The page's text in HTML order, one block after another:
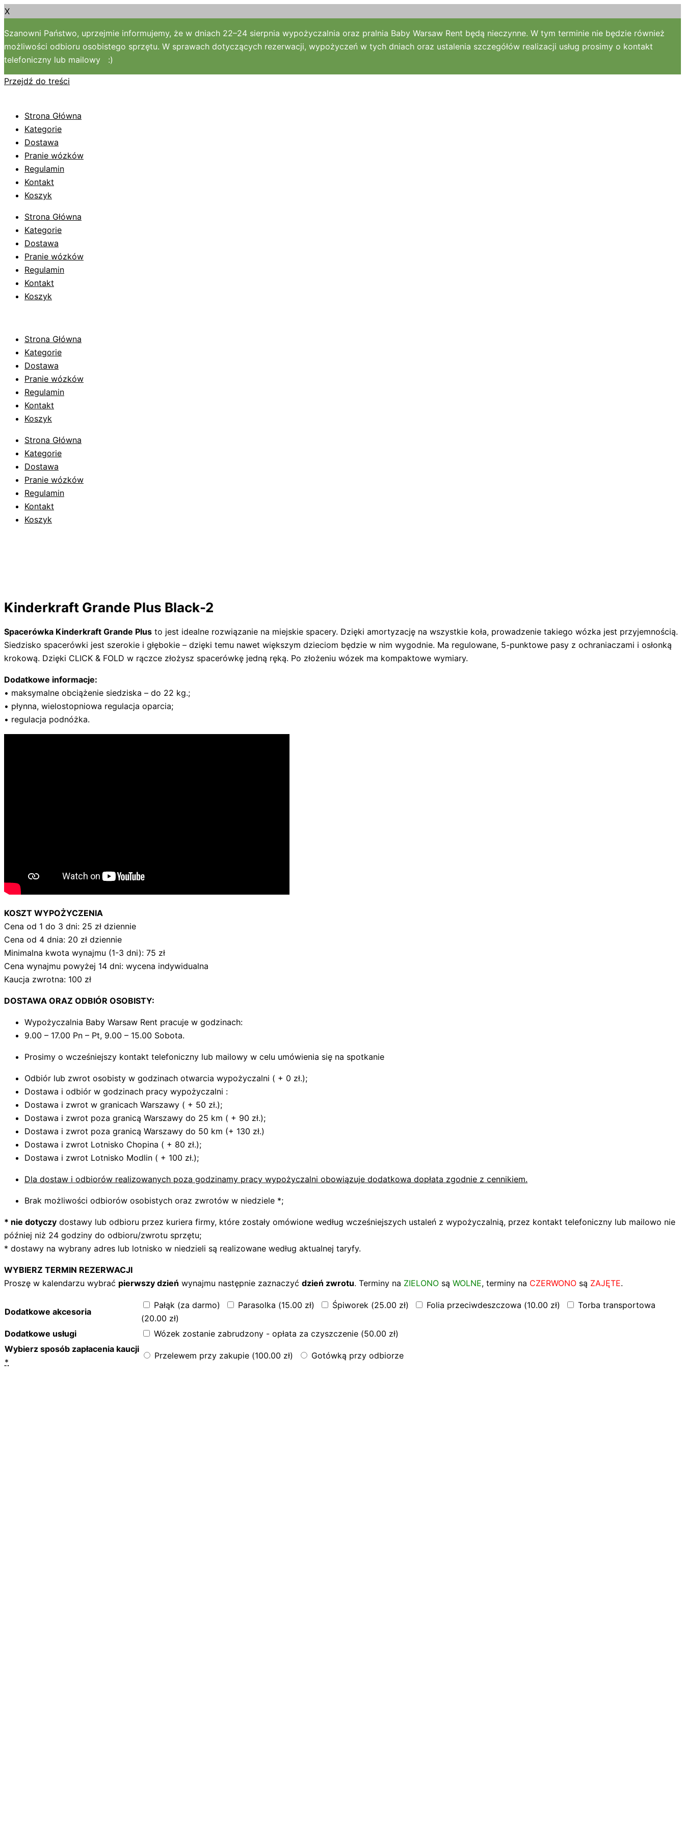
X
Szanowni Państwo, uprzejmie informujemy, że w dniach 22–24 sierpnia wypożyczalnia oraz pralnia Baby Warsaw Rent będą nieczynne. W tym terminie nie będzie również
możliwości odbioru osobistego sprzętu. W sprawach dotyczących rezerwacji, wypożyczeń w tych dniach oraz ustalenia szczegółów realizacji usług prosimy o kontakt
telefoniczny lub mailowy :)
Przejdź do treści
Strona Główna
Kategorie
Dostawa
Pranie wózków
Regulamin
Kontakt
Koszyk
Strona Główna
Kategorie
Dostawa
Pranie wózków
Regulamin
Kontakt
Koszyk
Strona Główna
Kategorie
Dostawa
Pranie wózków
Regulamin
Kontakt
Koszyk
Strona Główna
Kategorie
Dostawa
Pranie wózków
Regulamin
Kontakt
Koszyk
Kinderkraft Grande Plus Black-2
Spacerówka Kinderkraft Grande Plus to jest idealne rozwiązanie na miejskie spacery. Dzięki amortyzację na wszystkie koła, prowadzenie takiego wózka jest przyjemnością.
Siedzisko spacerówki jest szerokie i głębokie – dzięki temu nawet większym dzieciom będzie w nim wygodnie. Ma regulowane, 5-punktowe pasy z ochraniaczami i osłonką
krokową. Dzięki CLICK & FOLD w rączce złożysz spacerówkę jedną ręką. Po złożeniu wózek ma kompaktowe wymiary.
Dodatkowe informacje:
• maksymalne obciążenie siedziska – do 22 kg.;
• płynna, wielostopniowa regulacja oparcia;
• regulacja podnóżka.
KOSZT WYPOŻYCZENIA
Cena od 1 do 3 dni: 25 zł dziennie
Cena od 4 dnia: 20 zł dziennie
Minimalna kwota wynajmu (1-3 dni): 75 zł
Cena wynajmu powyżej 14 dni: wycena indywidualna
Kaucja zwrotna: 100 zł
DOSTAWA ORAZ ODBIÓR OSOBISTY:
Wypożyczalnia Baby Warsaw Rent pracuje w godzinach:
9.00 – 17.00 Pn – Pt, 9.00 – 15.00 Sobota.
Prosimy o wcześniejszy kontakt telefoniczny lub mailowy w celu umówienia się na spotkanie
Odbiór lub zwrot osobisty w godzinach otwarcia wypożyczalni ( + 0 zł.);
Dostawa i odbiór w godzinach pracy wypożyczalni :
Dostawa i zwrot w granicach Warszawy ( + 50 zł.);
Dostawa i zwrot poza granicą Warszawy do 25 km ( + 90 zł.);
Dostawa i zwrot poza granicą Warszawy do 50 km (+ 130 zł.)
Dostawa i zwrot Lotnisko Chopina ( + 80 zł.);
Dostawa i zwrot Lotnisko Modlin ( + 100 zł.);
Dla dostaw i odbiorów realizowanych poza godzinamy pracy wypożyczalni obowiązuje dodatkowa dopłata zgodnie z cennikiem.
Brak możliwości odbiorów osobistych oraz zwrotów w niedziele *;
* nie dotyczy dostawy lub odbioru przez kuriera firmy, które zostały omówione według wcześniejszych ustaleń z wypożyczalnią, przez kontakt telefoniczny lub mailowo nie
później niż 24 godziny do odbioru/zwrotu sprzętu;
* dostawy na wybrany adres lub lotnisko w niedzieli są realizowane według aktualnej taryfy.
WYBIERZ TERMIN REZERWACJI
Proszę w kalendarzu wybrać pierwszy dzień wynajmu następnie zaznaczyć dzień zwrotu. Terminy na ZIELONO są WOLNE, terminy na CZERWONO są ZAJĘTE.
Dodatkowe akcesoria
Pałąk (za darmo) Parasolka (15.00 zł) Śpiworek (25.00 zł) Folia przeciwdeszczowa (10.00 zł)
Torba transportowa
(20.00 zł)
Dodatkowe usługi
Wózek zostanie zabrudzony - opłata za czyszczenie (50.00 zł)
Wybierz sposób zapłacenia kaucji
*
Przelewem przy zakupie (100.00 zł) Gotówką przy odbiorze